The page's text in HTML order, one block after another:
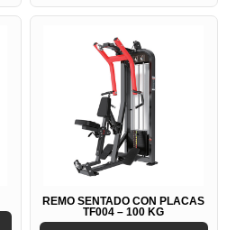
REMO SENTADO CON PLACAS
TF004 – 100 KG